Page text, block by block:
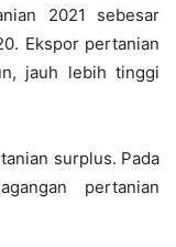
2021 sebesar
Ekspor pertanian
jauh lebih tinggi
surplus. Pada
pertanian